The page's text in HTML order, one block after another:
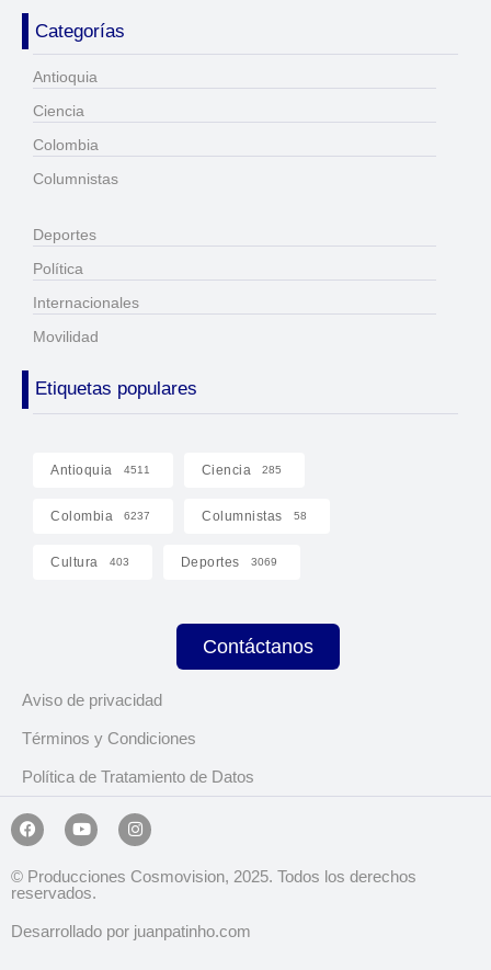
Categorías
Antioquia
Ciencia
Colombia
Columnistas
Deportes
Política
Internacionales
Movilidad
Etiquetas populares
Antioquia 4511 Ciencia 285
Colombia 6237 Columnistas 58
Cultura 403 Deportes 3069
Contáctanos
Aviso de privacidad
Términos y Condiciones
Política de Tratamiento de Datos
© Producciones Cosmovision, 2025. Todos los derechos
reservados.
Desarrollado por juanpatinho.com